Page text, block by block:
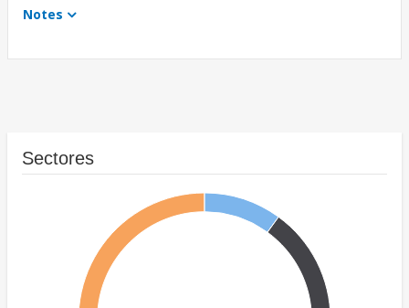
Notes
Sectores